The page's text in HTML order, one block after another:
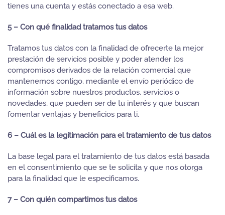
tienes una cuenta y estás conectado a esa web.
5 – Con qué finalidad tratamos tus datos
Tratamos tus datos con la finalidad de ofrecerte la mejor
prestación de servicios posible y poder atender los
compromisos derivados de la relación comercial que
mantenemos contigo, mediante el envío periódico de
información sobre nuestros productos, servicios o
novedades, que pueden ser de tu interés y que buscan
fomentar ventajas y beneficios para ti.
6 – Cuál es la legitimación para el tratamiento de tus datos
La base legal para el tratamiento de tus datos está basada
en el consentimiento que se te solicita y que nos otorga
para la finalidad que le especificamos.
7 – Con quién compartimos tus datos